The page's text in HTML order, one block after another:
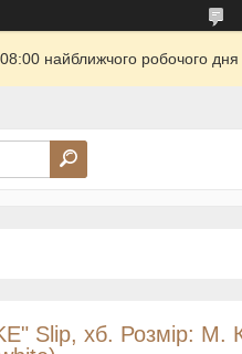
найближчого робочого дня
Slip, хб. Розмір: M.